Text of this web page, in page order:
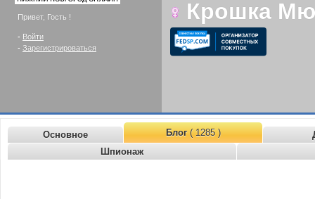
Привет, Гость !
- Войти
- Зарегистрироваться
Крошка Мю
Основное Блог( 1285 )
Шпионаж